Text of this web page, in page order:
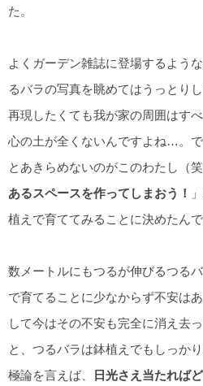
た。
よくガーデン雑誌に登場するよう
るバラの写真を眺めてはうっとり
再現したくても我が家の周囲はす
心の土が全くないんですよね…。で
とあきらめないのがこのわたし（
あるスペースを作ってしまおう！
植えで育ててみることに決めたんで
数メートルにもつるが伸びるつる
で育てることに少なからず不安は
して今はその不安も完全に消え去
と、つるバラは鉢植えでもしっか
極論を言えば、
日光さえ当たれば